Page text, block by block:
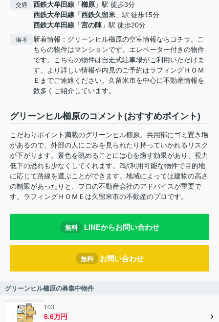
交通 西鉄大牟田線 「櫛原 」駅 徒歩3分
西鉄大牟田線 「西鉄久留米 」駅 徒歩15分
西鉄大牟田線 「宮の陣」駅 徒歩20分
備考
新着情報：グリーンヒル櫛原の空室情報ならコチラ。こ
ちらの物件はマンションです。エレベーター付きの物件
です。こちらの物件は自走式駐車場がご利用いただけま
す。より詳しい情報や内見のご予約はラフィングＨＯＭ
Ｅまでご連絡ください。久留米市を中心に不動産情報を
数多くご紹介しています。
グリーンヒル櫛原のコメント(おすすめポイント)
こだわりポイント満載のグリーンヒル櫛原。共用部にゴミ置き場
があるので、外部の人にごみを見られたり持っていかれるリスク
が下がります。景色を眺めることには心を癒す効果があり、視力
低下の恐れも少なくしてくれます。2駅利用可能な物件で目的地
に応じて路線を選ぶことができます。地域によっては建物の高さ
の制限があったりと、プロの不動産会社のアドバイスが重要で
す。ラフィングＨＯＭＥは久留米市の不動産のプロです。
無料 LINEからお問い合わせ
無料 お問い合わせ
グリーンヒル櫛原の募集中物件
103
6.6万円